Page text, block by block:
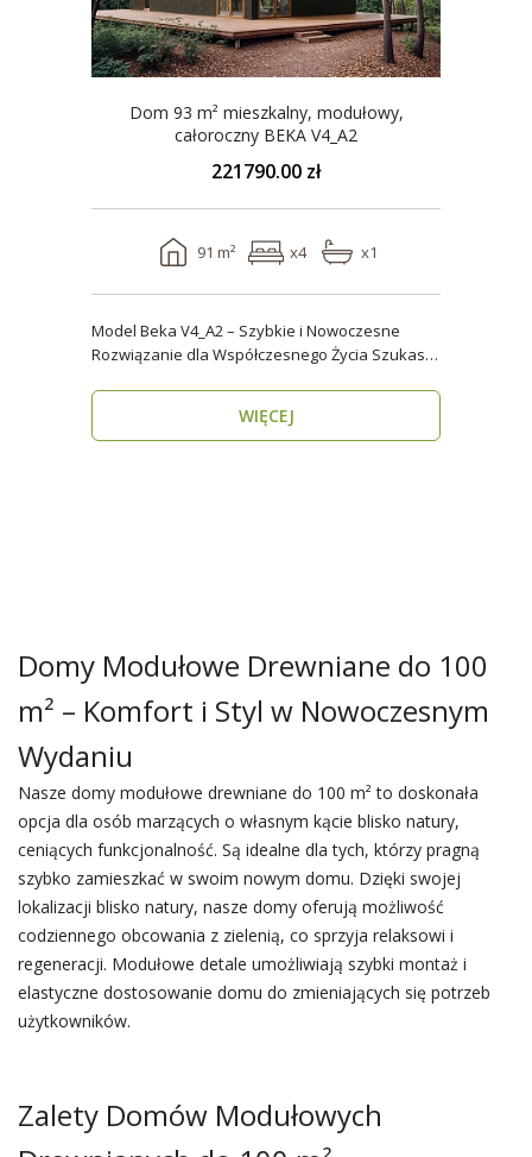
Dom 93 m² mieszkalny, modułowy,
całoroczny BEKA V4_A2
221790.00 zł
91 m² x4 x1
Model Beka V4_A2 – Szybkie i Nowoczesne
Rozwiązanie dla Współczesnego Życia Szukasz
WIĘCEJ
Domy Modułowe Drewniane do 100
m² – Komfort i Styl w Nowoczesnym
Wydaniu
Nasze domy modułowe drewniane do 100 m² to doskonała
opcja dla osób marzących o własnym kącie blisko natury,
ceniących funkcjonalność. Są idealne dla tych, którzy pragną
szybko zamieszkać w swoim nowym domu. Dzięki swojej
lokalizacji blisko natury, nasze domy oferują możliwość
codziennego obcowania z zielenią, co sprzyja relaksowi i
regeneracji. Modułowe detale umożliwiają szybki montaż i
elastyczne dostosowanie domu do zmieniających się potrzeb
użytkowników.
Zalety Domów Modułowych